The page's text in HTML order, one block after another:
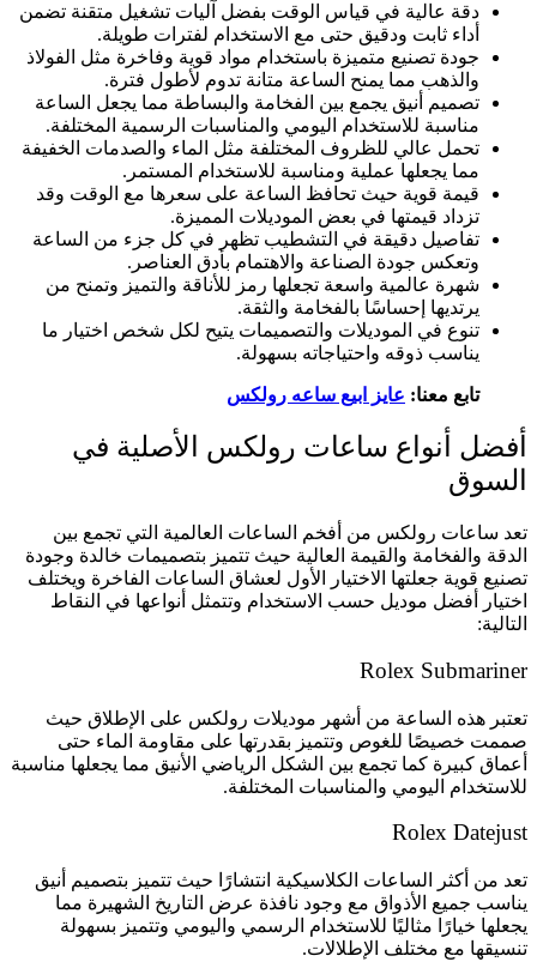
دقة عالية في قياس الوقت بفضل آليات تشغيل متقنة تضمن
أداء ثابت ودقيق حتى مع الاستخدام لفترات طويلة.
جودة تصنيع متميزة باستخدام مواد قوية وفاخرة مثل الفولاذ
والذهب مما يمنح الساعة متانة تدوم لأطول فترة.
تصميم أنيق يجمع بين الفخامة والبساطة مما يجعل الساعة
مناسبة للاستخدام اليومي والمناسبات الرسمية المختلفة.
تحمل عالي للظروف المختلفة مثل الماء والصدمات الخفيفة
مما يجعلها عملية ومناسبة للاستخدام المستمر.
قيمة قوية حيث تحافظ الساعة على سعرها مع الوقت وقد
تزداد قيمتها في بعض الموديلات المميزة.
تفاصيل دقيقة في التشطيب تظهر في كل جزء من الساعة
وتعكس جودة الصناعة والاهتمام بأدق العناصر.
شهرة عالمية واسعة تجعلها رمز للأناقة والتميز وتمنح من
يرتديها إحساسًا بالفخامة والثقة.
تنوع في الموديلات والتصميمات يتيح لكل شخص اختيار ما
يناسب ذوقه واحتياجاته بسهولة.
تابع معنا: عايز ابيع ساعه رولكس
أفضل أنواع ساعات رولكس الأصلية في
السوق
تعد ساعات رولكس من أفخم الساعات العالمية التي تجمع بين
الدقة والفخامة والقيمة العالية حيث تتميز بتصميمات خالدة وجودة
تصنيع قوية جعلتها الاختيار الأول لعشاق الساعات الفاخرة ويختلف
اختيار أفضل موديل حسب الاستخدام وتتمثل أنواعها في النقاط
التالية:
Rolex Submariner
تعتبر هذه الساعة من أشهر موديلات رولكس على الإطلاق حيث
صممت خصيصًا للغوص وتتميز بقدرتها على مقاومة الماء حتى
أعماق كبيرة كما تجمع بين الشكل الرياضي الأنيق مما يجعلها مناسبة
للاستخدام اليومي والمناسبات المختلفة.
Rolex Datejust
تعد من أكثر الساعات الكلاسيكية انتشارًا حيث تتميز بتصميم أنيق
يناسب جميع الأذواق مع وجود نافذة عرض التاريخ الشهيرة مما
يجعلها خيارًا مثاليًا للاستخدام الرسمي واليومي وتتميز بسهولة
تنسيقها مع مختلف الإطلالات.